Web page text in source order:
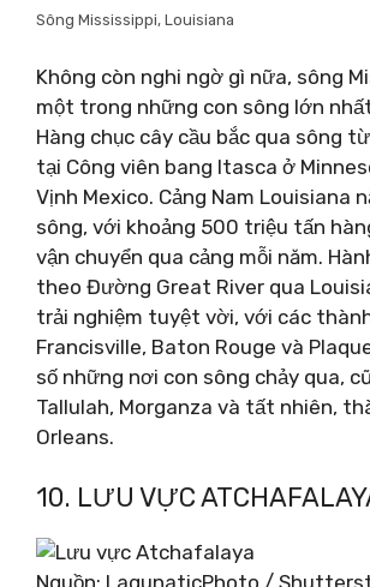
Sông Mississippi, Louisiana
Không còn nghi ngờ gì nữa, sông
một trong những con sông lớn
Hàng chục cây cầu bắc qua sông
tại Công viên bang Itasca ở
Vịnh Mexico. Cảng Nam Louisiana
sông, với khoảng 500 triệu tấn
vận chuyển qua cảng mỗi năm.
theo Đường Great River qua
trải nghiệm tuyệt vời, với các
Francisville, Baton Rouge và
số những nơi con sông chảy qua,
Tallulah, Morganza và tất nhiên,
Orleans.
10. LƯU VỰC
Nguồn: LagunaticPhoto /